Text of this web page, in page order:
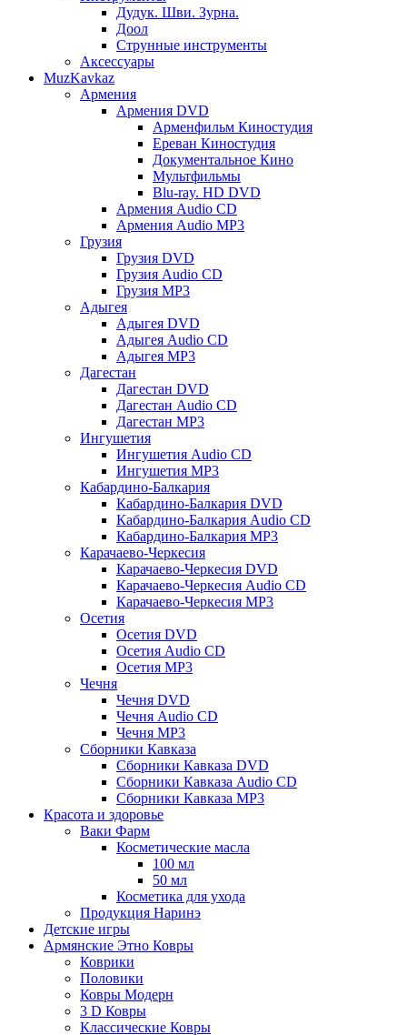
Дудук. Шви. Зурна.
Доол
Струнные инструменты
Аксессуары
MuzKavkaz
Армения
Армения DVD
Арменфильм Киностудия
Ереван Киностудия
Документальное Кино
Мультфильмы
Blu-ray. HD DVD
Армения Audio CD
Армения Audio MP3
Грузия
Грузия DVD
Грузия Audio CD
Грузия MP3
Адыгея
Адыгея DVD
Адыгея Audio CD
Адыгея MP3
Дагестан
Дагестан DVD
Дагестан Audio CD
Дагестан MP3
Ингушетия
Ингушетия Audio CD
Ингушетия MP3
Кабардино-Балкария
Кабардино-Балкария DVD
Кабардино-Балкария Audio CD
Кабардино-Балкария MP3
Карачаево-Черкесия
Карачаево-Черкесия DVD
Карачаево-Черкесия Audio CD
Карачаево-Черкесия MP3
Осетия
Осетия DVD
Осетия Audio CD
Осетия MP3
Чечня
Чечня DVD
Чечня Audio CD
Чечня MP3
Сборники Кавказа
Сборники Кавказа DVD
Сборники Кавказа Audio CD
Сборники Кавказа MP3
Красота и здоровье
Ваки Фарм
Косметические масла
100 мл
50 мл
Косметика для ухода
Продукция Наринэ
Детские игры
Армянские Этно Ковры
Коврики
Половики
Ковры Модерн
3 D Ковры
Классические Ковры